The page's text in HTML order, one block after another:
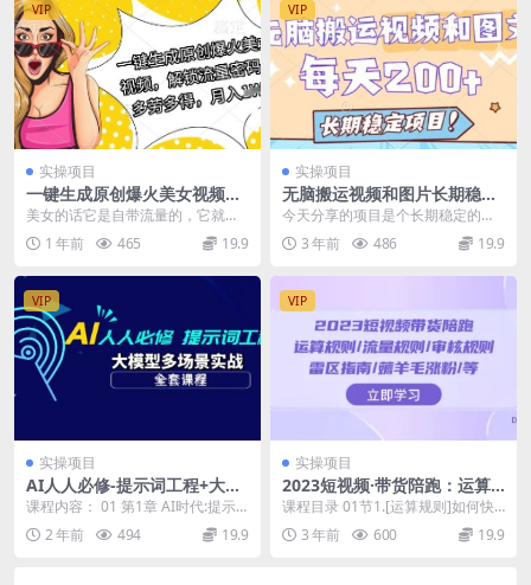
VIP
实操项目
一键生成原创爆火美女视频，
解锁流量密码，多劳多得，月
入过W
美女的话它是自带流量的，它就相
当于在网络上是属于一个流量密
码。 用AI生成的话，...
1 年前 465 19.9
VIP
实操项目
无脑搬运视频和图片长期稳定
项目，每天收入增加一两百
今天分享的项目是个长期稳定的项
目，只要有人去旅游，那么就能用
到，那就是旅游攻略；...
3 年前 486 19.9
VIP
实操项目
AI人人必修-提示词工程+大模
型多场景实战（全套课程）
课程内容： 01 第1章 AI时代:提示
词工程的崛起 02 第2章 AI与提示
词...2 年前 494 19.9
VIP
实操项目
2023短视频·带货陪跑：运算
规则/流量规则/审核规则/雷区
课程目录 01节1.[运算规则]如何快
速掌握上热门的运算逻辑？.mp4 0
2节2...
3 年前 600 19.9